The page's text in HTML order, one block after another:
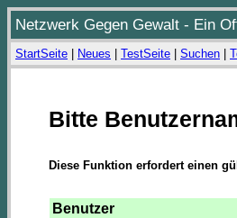
Netzwerk Gegen Gewalt - Ein
StartSeite Neues TestSeite Suchen
Bitte
Diese Funktion erfordert einen
Benutzer